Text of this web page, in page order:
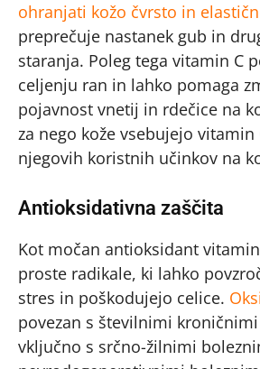
ohranjati kožo čvrsto in
preprečuje nastanek gub in
staranja. Poleg tega vitamin C
celjenju ran in lahko pomaga
pojavnost vnetij in rdečice na
za nego kože vsebujejo vitamin
njegovih koristnih učinkov na
Antioksidativna zaščita
Kot močan antioksidant
proste radikale, ki lahko
stres in poškodujejo celice.
povezan s številnimi
vključno s srčno-žilnimi